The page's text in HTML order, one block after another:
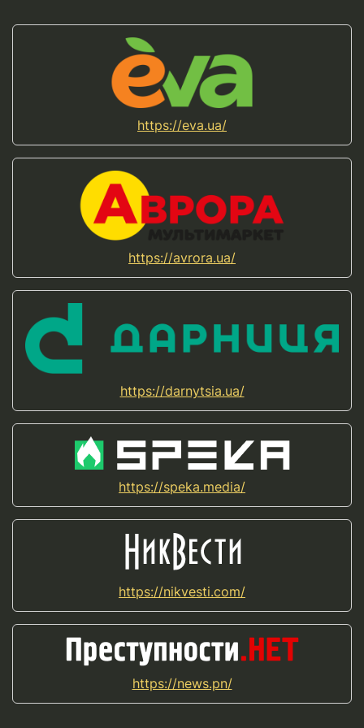
https://eva.ua/
https://avrora.ua/
https://darnytsia.ua/
https://speka.media/
https://nikvesti.com/
https://news.pn/